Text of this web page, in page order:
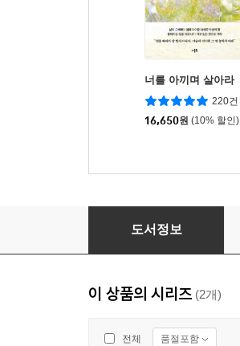
너를 아끼며 살아라
220건
16,650원 (10% 할인)
캐치! 티니핑 호기심 팡팡 2
도서정보
이 상품의 시리즈 (2개)
전체 품절포함